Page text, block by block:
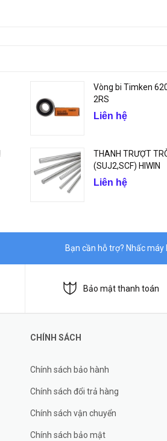
Vòng bi Timken
2RS
Liên hệ
THANH TRƯỢT
(SUJ2,SCF) HIWIN
Liên hệ
Bạn cần hỗ trợ? Nhấc
Bảo mật thanh toán
CHÍNH SÁCH
Chính sách bảo hành
Chính sách đổi trả hàng
Chính sách vận chuyển
Chính sách bảo mật